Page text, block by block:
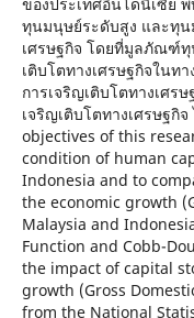
ทุนมนุษย์ระดับสูง และทุน
เศรษฐกิจ โดยที่มูลภัณฑ์
เติบโตทางเศรษฐกิจใน
การเจริญเติบโตทางเศ
เจริญเติบโตทางเศรษฐกิ
objectives of this
condition of human
Indonesia and to
the economic growth
Malaysia and
Function and Cobb-
the impact of capital
growth (Gross
from the National